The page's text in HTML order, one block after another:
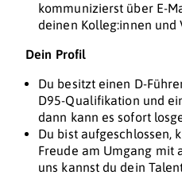
kommunizierst über E-
deinen Kolleg:innen und
Dein Profil
Du besitzt einen D-
D95-Qualifikation und
dann kann es sofort
Du bist aufgeschlossen,
Freude am Umgang mit
uns kannst du dein